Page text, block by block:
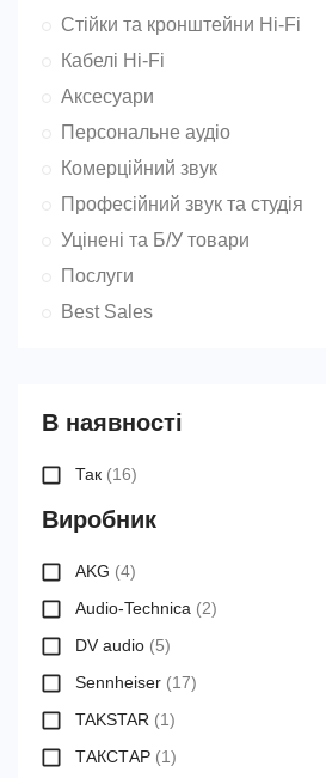
Стійки та кронштейни Hi-Fi
Кабелі Hi-Fi
Аксесуари
Персональне аудіо
Комерційний звук
Професійний звук та студія
Уцінені та Б/У товари
Послуги
Best Sales
В наявності
Так (16)
Виробник
AKG (4)
Audio-Technica (2)
DV audio (5)
Sennheiser (17)
TAKSTAR (1)
ТАКСТАР (1)